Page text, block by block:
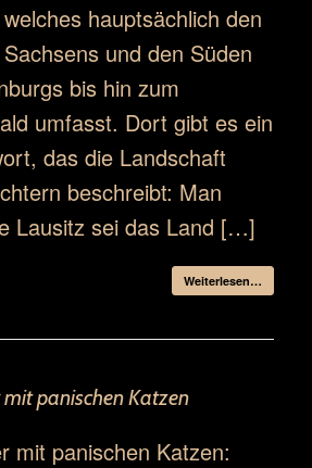
hauptsächlich den
und den Süden
bis hin zum
umfasst. Dort gibt es ein
das die Landschaft
beschreibt: Man
Lausitz sei das Land […]
Weiterlesen…
panischen Katzen
mit panischen Katzen: